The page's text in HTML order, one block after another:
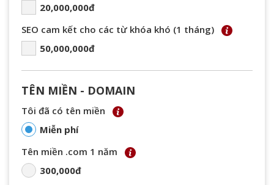
20,000,000đ
SEO cam kết cho các từ khóa khó (1 tháng)
50,000,000đ
TÊN MIỀN - DOMAIN
Tôi đã có tên miền
Miễn phí
Tên miền .com 1 năm
300,000đ